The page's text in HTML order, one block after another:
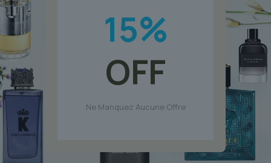
15%
OFF
Ne Manquez Aucune Offre